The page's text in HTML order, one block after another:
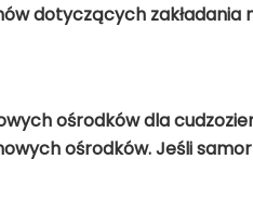
dotyczących zakładania
ośrodków dla
ośrodków. Jeśli